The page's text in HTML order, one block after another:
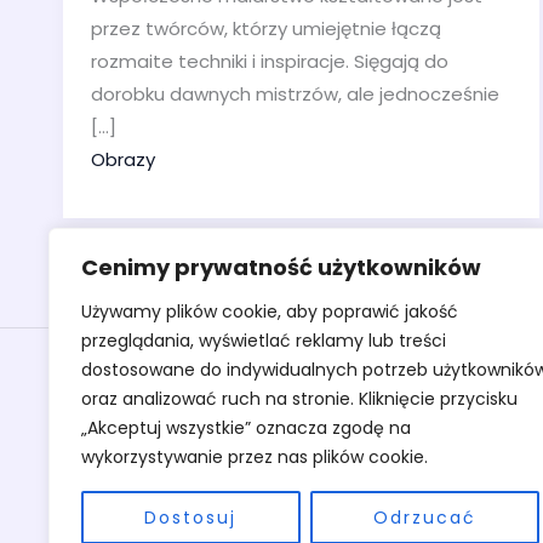
Cenimy prywatność użytkowników
Używamy plików cookie, aby poprawić jakość
przeglądania, wyświetlać reklamy lub treści
dostosowane do indywidualnych potrzeb
oraz analizować ruch na stronie. Kliknięcie przycisku
„Akceptuj wszystkie” oznacza zgodę na
wykorzystywanie przez nas plików cookie.
Dostosuj Odrzucać
przez twórców, którzy umiejętnie łączą
rozmaite techniki i inspiracje. Sięgają do
dorobku dawnych mistrzów, ale jednocześnie
[…]
Obrazy
Obrazy
Rzeźby
Sztuka
Warsztaty
O pracowni
Kontakt